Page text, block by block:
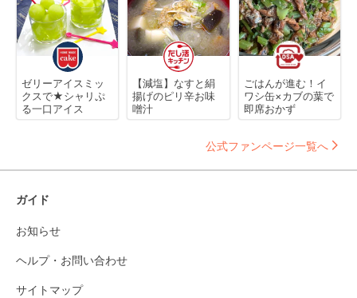
ゼリーアイスミッ
クスで★シャリぷ
る一口アイス
【減塩】なすと絹
揚げのピリ辛お味
噌汁
ごはんが進む！イ
ワシ缶×カブの葉で
即席おかず
公式ファンページ一覧へ
ガイド
お知らせ
ヘルプ・お問い合わせ
サイトマップ